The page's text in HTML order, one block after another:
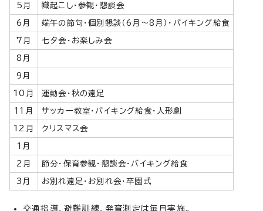
5月 幟起こし・参観・懇談会
6月 端午の節句・個別懇談（6月～8月）・バイキング給食
7月 七夕会・お楽しみ会
8月
9月
10月 運動会・秋の遠足
11月 サッカー教室・バイキング給食・人形劇
12月 クリスマス会
1月
2月 節分・保育参観・懇談会・バイキング給食
3月 お別れ遠足・お別れ会・卒園式
交通指導、避難訓練、発育測定は毎月実施。